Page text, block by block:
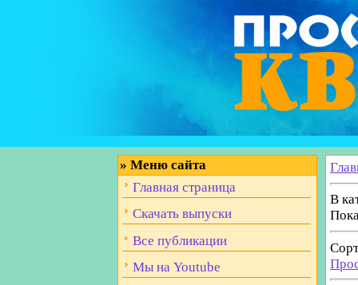
» Меню сайта
Главная страница
Скачать выпуски
Все публикации
Мы на Youtube
В